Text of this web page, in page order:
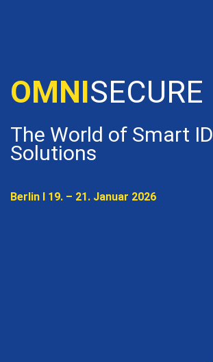
OMNISECURE
The World of Smart ID
Solutions
Berlin I 19. – 21. Januar 2026